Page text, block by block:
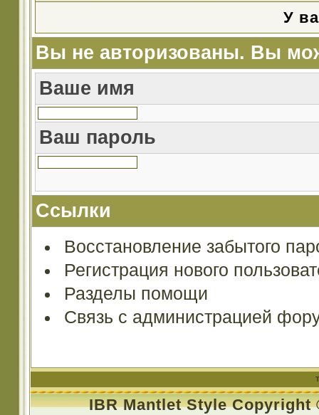
У
Вы не авторизованы. Вы
Ваше имя
Ваш пароль
Ссылки
Восстановление забытого
Регистрация нового
Разделы помощи
Связь с администрацией
IBR Mantlet Style Copyright